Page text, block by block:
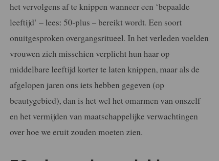
het vervolgens af te knippen wanneer een ‘bepaalde
leeftijd’ – lees: 50-plus – bereikt wordt. Een soort
onuitgesproken overgangsritueel. In het verleden voelden
vrouwen zich misschien verplicht hun haar op
middelbare leeftijd korter te laten knippen, maar als de
afgelopen jaren ons iets hebben gegeven (op
beautygebied), dan is het wel het omarmen van onszelf
en het vermijden van maatschappelijke verwachtingen
over hoe we eruit zouden moeten zien.